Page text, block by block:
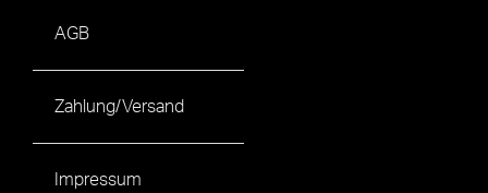
AGB
Zahlung/Versand
Impressum